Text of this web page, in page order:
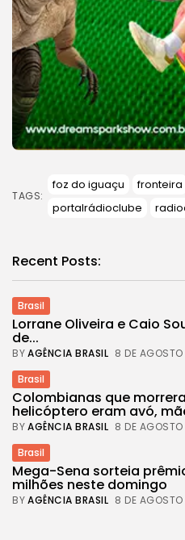
TAGS:
foz do iguaçu
fronteira
portalrádioclube
Recent Posts:
Brasil
Lorrane Oliveira e Caio
de...
BYAGÊNCIA BRASIL 8 DE
Brasil
Colombianas que
helicóptero eram avó,
BYAGÊNCIA BRASIL 8 DE
Brasil
Mega-Sena sorteia
milhões neste domingo
BYAGÊNCIA BRASIL 8 DE